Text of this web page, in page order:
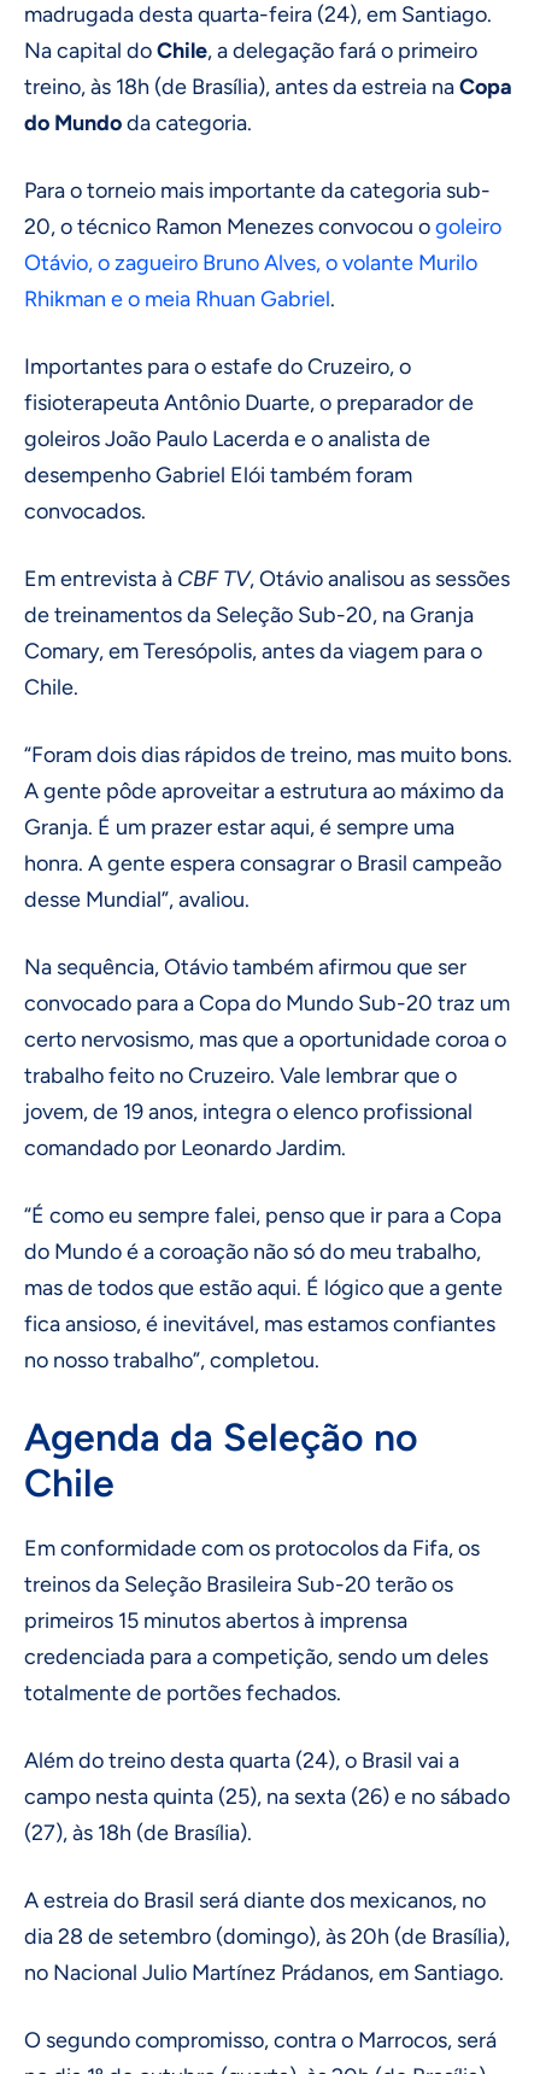
madrugada desta quarta-feira (24), em Santiago.
Na capital doChile, a delegação fará o primeiro
treino, às 18h (de Brasília), antes da estreia naCopa
do Mundoda categoria.
Para o torneio mais importante da categoria sub-
20, o técnico Ramon Menezes convocou ogoleiro
Otávio, o zagueiro Bruno Alves, o volante Murilo
Rhikman e o meia Rhuan Gabriel.
Importantes para o estafe do Cruzeiro, o
fisioterapeuta Antônio Duarte, o preparador de
goleiros João Paulo Lacerda e o analista de
desempenho Gabriel Elói também foram
convocados.
Em entrevista à CBF TV, Otávio analisou as sessões
de treinamentos da Seleção Sub-20, na Granja
Comary, em Teresópolis, antes da viagem para o
Chile.
“Foram dois dias rápidos de treino, mas muito bons.
A gente pôde aproveitar a estrutura ao máximo da
Granja. É um prazer estar aqui, é sempre uma
honra. A gente espera consagrar o Brasil campeão
desse Mundial”, avaliou.
Na sequência, Otávio também afirmou que ser
convocado para a Copa do Mundo Sub-20 traz um
certo nervosismo, mas que a oportunidade coroa o
trabalho feito no Cruzeiro. Vale lembrar que o
jovem, de 19 anos, integra o elenco profissional
comandado por Leonardo Jardim.
“É como eu sempre falei, penso que ir para a Copa
do Mundo é a coroação não só do meu trabalho,
mas de todos que estão aqui. É lógico que a gente
fica ansioso, é inevitável, mas estamos confiantes
no nosso trabalho”, completou.
Agenda da Seleção no
Chile
Em conformidade com os protocolos da Fifa, os
treinos da Seleção Brasileira Sub-20 terão os
primeiros 15 minutos abertos à imprensa
credenciada para a competição, sendo um deles
totalmente de portões fechados.
Além do treino desta quarta (24), o Brasil vai a
campo nesta quinta (25), na sexta (26) e no sábado
(27), às 18h (de Brasília).
A estreia do Brasil será diante dos mexicanos, no
dia 28 de setembro (domingo), às 20h (de Brasília),
no Nacional Julio Martínez Prádanos, em Santiago.
O segundo compromisso, contra o Marrocos, será